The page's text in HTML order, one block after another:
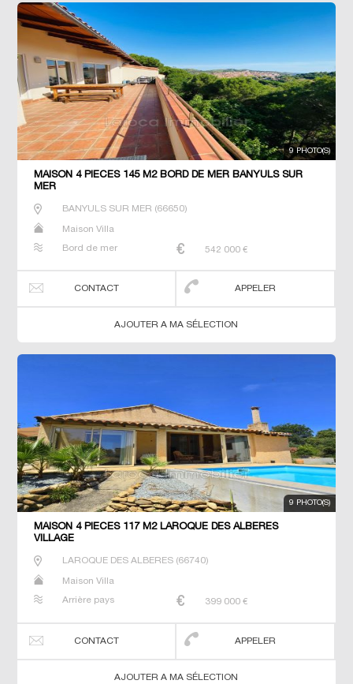
9 PHOTO(S)
MAISON 4 PIECES 145 M2 BORD DE MER BANYULS SUR
MER
BANYULS SUR MER (66650)
Maison Villa
Bord de mer 542 000 €
CONTACT APPELER
AJOUTER A MA SÉLECTION
9 PHOTO(S)
MAISON 4 PIECES 117 M2 LAROQUE DES ALBERES
VILLAGE
LAROQUE DES ALBERES(66740)
Maison Villa
Arrière pays 399 000 €
CONTACT APPELER
AJOUTER A MA SÉLECTION